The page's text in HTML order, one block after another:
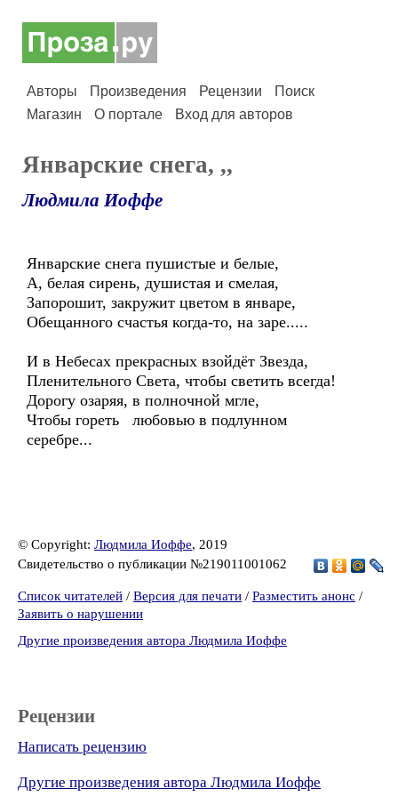
Авторы Произведения Рецензии
Поиск
Магазин
О портале Вход для авторов
Январские снега, ,,
Людмила Иоффе
Январские снега пушистые и белые,
А, белая сирень, душистая и смелая,
Запорошит, закружит цветом в январе,
Обещанного счастья когда-то, на заре.....
И в Небесах прекрасных взойдёт Звезда,
Пленительного Света, чтобы светить всегда!
Дорогу озаряя, в полночной мгле,
Чтобы гореть любовью в подлунном
серебре...
© Copyright: Людмила Иоффе, 2019
Свидетельство о публикации №219011001062
Список читателей / Версия для печати / Разместить анонс /
Заявить о нарушении
Другие произведения автора Людмила Иоффе
Рецензии
Написать рецензию
Другие произведения автора Людмила Иоффе